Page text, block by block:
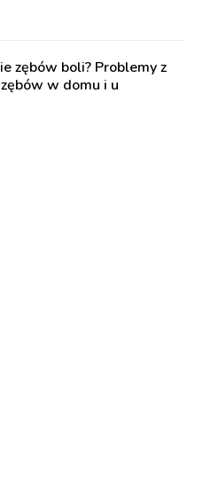
zębów boli? Problemy z
w domu i u